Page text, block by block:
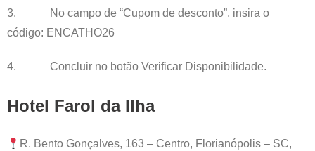
3. No campo de “Cupom de desconto”, insira o
código: ENCATHO26
4. Concluir no botão Verificar Disponibilidade.
Hotel Farol da Ilha
R. Bento Gonçalves, 163 – Centro, Florianópolis – SC,